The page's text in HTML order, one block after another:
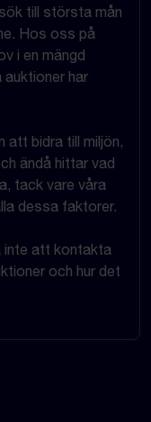
till största mån
Hos oss på
i en mängd
auktioner har
att bidra till miljön,
ändå hittar vad
tack vare våra
dessa faktorer.
inte att kontakta
och hur det